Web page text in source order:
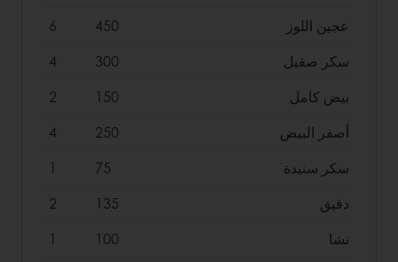
عجين اللوز 450
6
سكر صقيل
300
4
بيض كامل
150
2
أصفر البيض
250
4
سكر سنيدة
75
1
دقيق
135
2
نشا
100
1